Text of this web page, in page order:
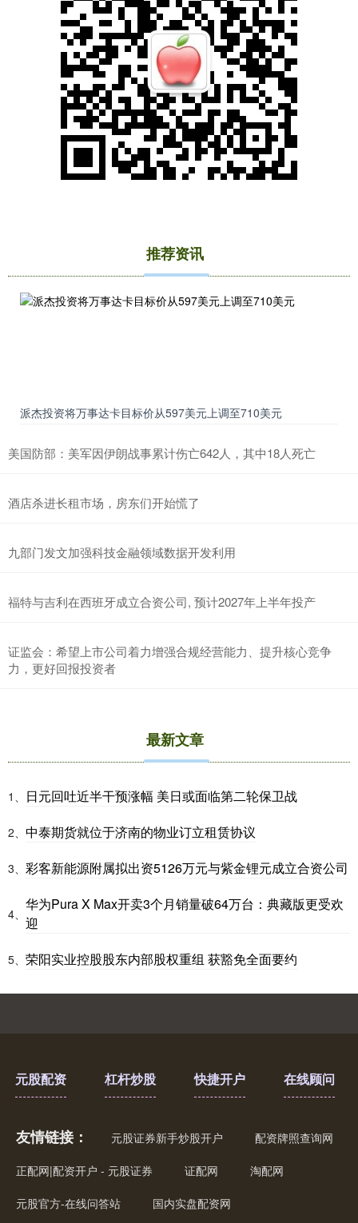
期指IC0 7877.80 +164.40 +2.13%
上证综指 3940.04 +39.68 +1.02%
沪深300 4694.44 +43.13 +0.93%
创业板指 3563.12 +47.56 +1.35%
基金指数 7242.10 +12.30 +0.17%
推荐资讯
派杰投资将万事达卡目标价从597美元上调至710美元
美国防部：美军因伊朗战事累计伤亡642人，其中18人死亡
酒店杀进长租市场，房东们开始慌了
九部门发文加强科技金融领域数据开发利用
福特与吉利在西班牙成立合资公司, 预计2027年上半年投产
证监会：希望上市公司着力增强合规经营能力、提升核心竞争
力，更好回报投资者
最新文章
1、 日元回吐近半干预涨幅 美日或面临第二轮保卫战
2、 中泰期货就位于济南的物业订立租赁协议
3、 彩客新能源附属拟出资5126万元与紫金锂元成立合资公司
4、
华为Pura X Max开卖3个月销量破64万台：典藏版更受欢
迎
5、 荣阳实业控股股东内部股权重组 获豁免全面要约
元股配资 杠杆炒股 快捷开户 在线顾问
友情链接： 元股证券新手炒股开户 配资牌照查询网
正配网|配资开户 - 元股证券 证配网 淘配网
元股官方-在线问答站 国内实盘配资网